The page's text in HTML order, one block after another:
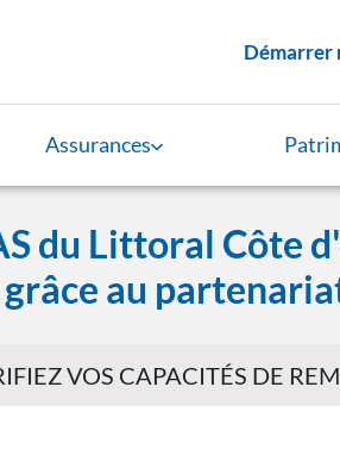
Démarrer
Assurances
du Littoral Côte
au partenariat
VOS CAPACITÉS DE